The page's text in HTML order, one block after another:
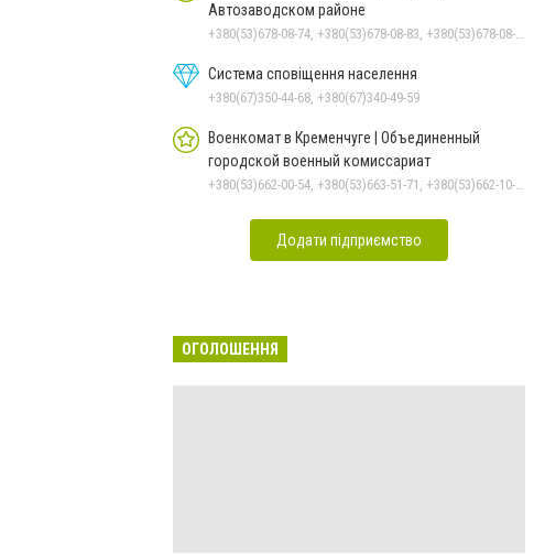
Автозаводском районе
+380(53)678-08-74, +380(53)678-08-83, +380(53)678-08-41, +380(53)678-08-86, +380(53)678-09-05
Система сповіщення населення
+380(67)350-44-68, +380(67)340-49-59
Военкомат в Кременчуге | Объединенный
городской военный комиссариат
+380(53)662-00-54, +380(53)663-51-71, +380(53)662-10-35
Додати підприємство
ОГОЛОШЕННЯ